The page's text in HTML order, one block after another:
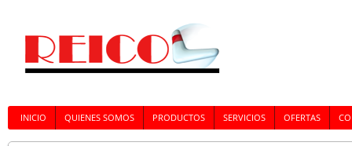
INICIO QUIENES SOMOS PRODUCTOS SERVICIOS OFERTAS